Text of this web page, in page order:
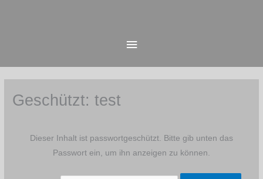
Geschützt: test
Dieser Inhalt ist passwortgeschützt. Bitte gib unten das
Passwort ein, um ihn anzeigen zu können.